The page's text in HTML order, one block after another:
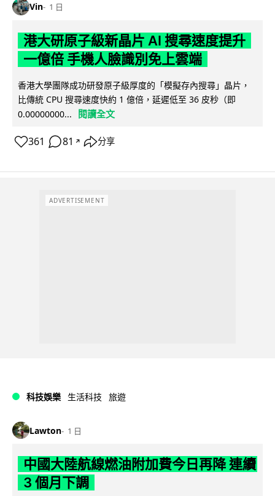
Vin 1 日
港大研原子級新晶片 AI 搜尋速度提升
一億倍 手機人臉識別免上雲端
香港大學團隊成功研發原子級厚度的「模擬存內搜尋」晶片，
比傳統 CPU 搜尋速度快約 1 億倍，延遲低至 36 皮秒（即
0.00000000...
閱讀全文
361 81 ↗ 分享
ADVERTISEMENT
科技娛樂 生活科技 旅遊
Lawton 1 日
中國大陸航線燃油附加費今日再降 連續
3 個月下調